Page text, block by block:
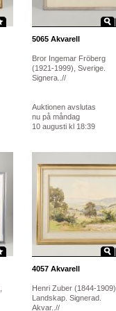
5065Akvarell
Bror Ingemar Fröberg
(1921-1999), Sverige.
Signera..//
Auktionen avslutas
nu på måndag
10 augusti kl 18:39
4057Akvarell
Henri Zuber (1844-1909),
Landskap. Signerad.
Akvar..//